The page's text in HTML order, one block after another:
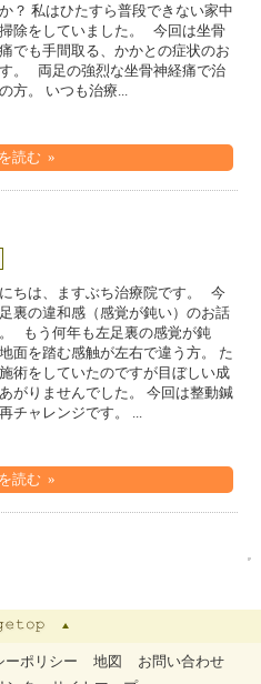
？ 私はひたすら普段できない家中
除をしていました。 今回は坐骨
でも手間取る、かかとの症状のお
。 両足の強烈な坐骨神経痛で治
方。 いつも治療...
読む »
ちは、ますぶち治療院です。 今
裏の違和感（感覚が鈍い）のお話
もう何年も左足裏の感覚が鈍
面を踏む感触が左右で違う方。 た
術をしていたのですが目ぼしい成
がりませんでした。 今回は整動鍼
チャレンジです。 ...
読む »
ーポリシー 地図
お問い合わせ